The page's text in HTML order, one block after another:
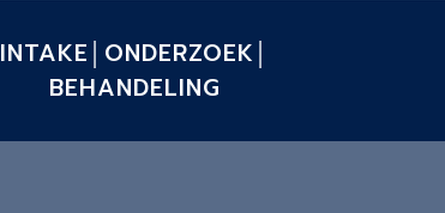
INTAKE│ONDERZOEK│
BEHANDELING